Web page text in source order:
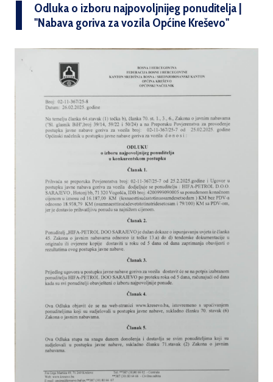
Odluka o izboru najpovoljnijeg ponuditelja |
''Nabava goriva za vozila Općine Kreševo''